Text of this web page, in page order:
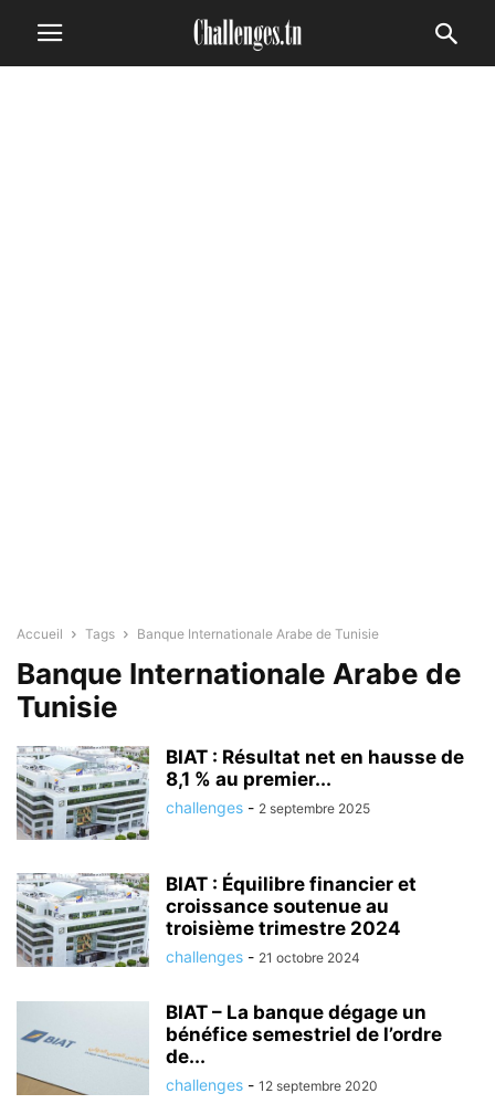
Accueil Tags Banque Internationale Arabe de Tunisie
Banque Internationale Arabe de
Tunisie
BIAT : Résultat net en hausse de
8,1 % au premier...
challenges - 2 septembre 2025
BIAT : Équilibre financier et
croissance soutenue au
troisième trimestre 2024
challenges - 21 octobre 2024
BIAT – La banque dégage un
bénéfice semestriel de l’ordre
de...
challenges - 12 septembre 2020